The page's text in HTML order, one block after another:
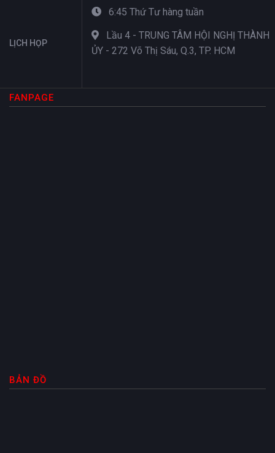
LỊCH HỌP
6:45 Thứ Tư hàng tuần
Lầu 4 - TRUNG TÂM HỘI NGHỊ THÀNH
ỦY - 272 Võ Thị Sáu, Q.3, TP. HCM
FANPAGE
BẢN ĐỒ